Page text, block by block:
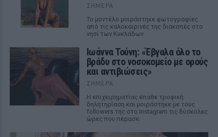
ΣΉΜΕΡΑ
Το μοντέλο μοιράστηκε φωτογραφίες
από τις καλοκαιρινές της διακοπές στο
νησί των Κυκλάδων
Ιωάννα Τούνη: «Έβγαλα όλο το
βράδυ στο νοσοκομείο με ορούς
και αντιβιώσεις»
ΣΉΜΕΡΑ
Η επιχειρηματίας έπαθε τροφική
δηλητηρίαση και μοιράστηκε με τους
followers της στο Instagram τις δύσκολες
ώρες που πέρασε.